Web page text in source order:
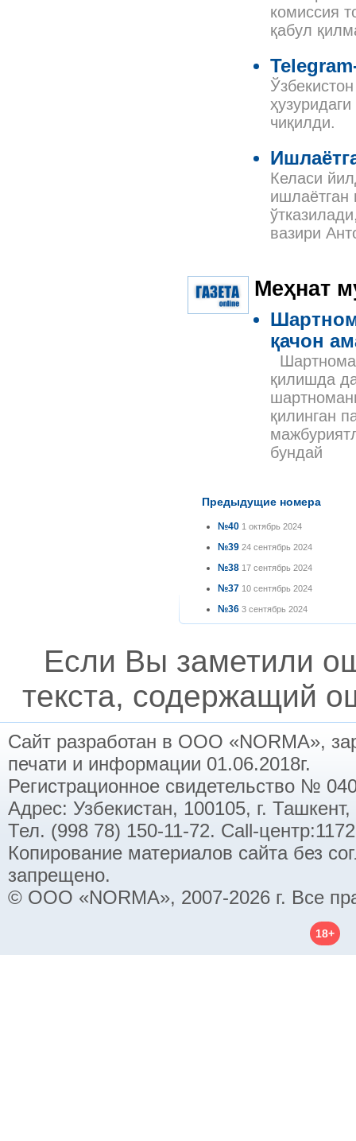
комиссия
қабул
чиқилди.
Келаси
ишлаётган
вазири
Меҳнат
қачон
Шартнома
қилишда
қилинган
бундай
Предыдущие номера
№40 1 октябрь 2024
№39 24 сентябрь 2024
№38 17 сентябрь 2024
№37 10 сентябрь 2024
№36 3 сентябрь 2024
Если Вы заметили
текста, содержащий
Сайт разработан в ООО «NORMA»,
печати и информации 01.06.2018г.
Регистрационное свидетельство №
Адрес: Узбекистан, 100105, г.
Тел. (998 78) 150-11-72. Call-
Копирование материалов сайта без
запрещено.
© ООО «NORMA», 2007-2026 г. Все
18+